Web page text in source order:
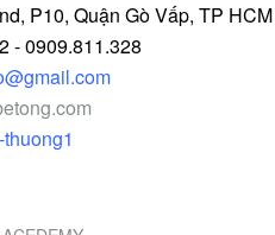
P10, Quận Gò Vấp, TP HCM
- 0909.811.328